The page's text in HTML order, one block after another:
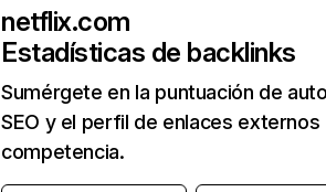
netflix.com
Estadísticas de backlinks
Sumérgete en la puntuación de
SEO y el perfil de enlaces externos
competencia.